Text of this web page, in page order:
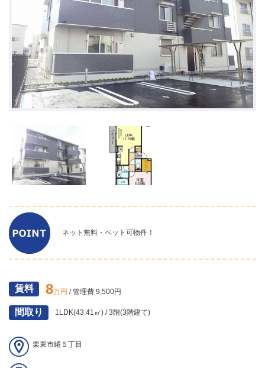
ネット無料・ペット可物件！
賃料 8万円 / 管理費 9,500円
間取り 1LDK(43.41㎡) / 3階(3階建て)
栗東市綣５丁目